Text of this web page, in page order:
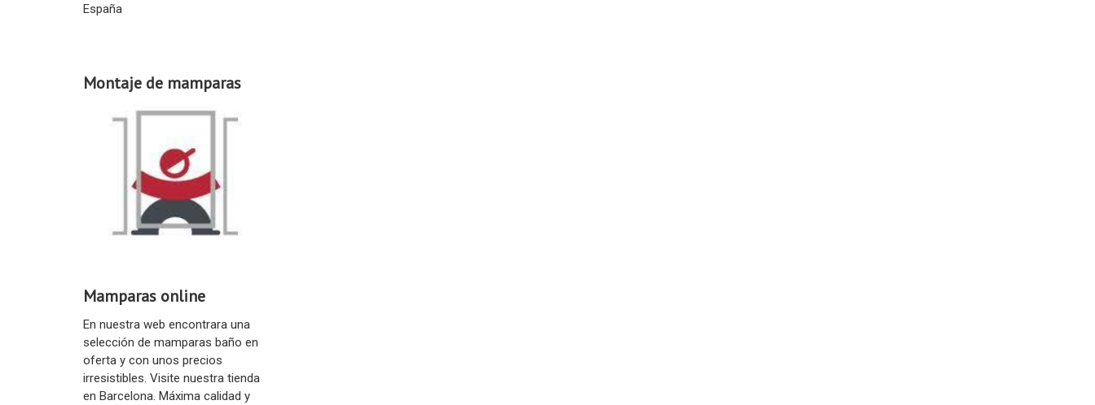
España
Montaje de mamparas
Mamparas online
En nuestra web encontrara una
selección de mamparas baño en
oferta y con unos precios
irresistibles. Visite nuestra tienda
en Barcelona. Máxima calidad y